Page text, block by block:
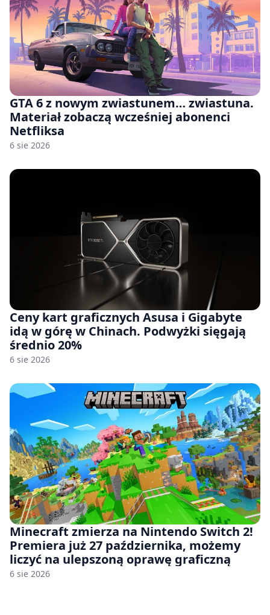
GTA 6 z nowym zwiastunem… zwiastuna.
Materiał zobaczą wcześniej abonenci
Netfliksa
6 sie 2026
Ceny kart graficznych Asusa i Gigabyte
idą w górę w Chinach. Podwyżki sięgają
średnio 20%
6 sie 2026
Minecraft zmierza na Nintendo Switch 2!
Premiera już 27 października, możemy
liczyć na ulepszoną oprawę graficzną
6 sie 2026